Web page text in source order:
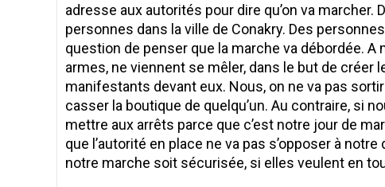
adresse aux autorités pour dire qu’on va
personnes dans la ville de Conakry. Des
question de penser que la marche va débordée.
armes, ne viennent se mêler, dans le but de créer
manifestants devant eux. Nous, on ne va pas
casser la boutique de quelqu’un. Au contraire, si
mettre aux arrêts parce que c’est notre jour de
que l’autorité en place ne va pas s’opposer à
notre marche soit sécurisée, si elles veulent en